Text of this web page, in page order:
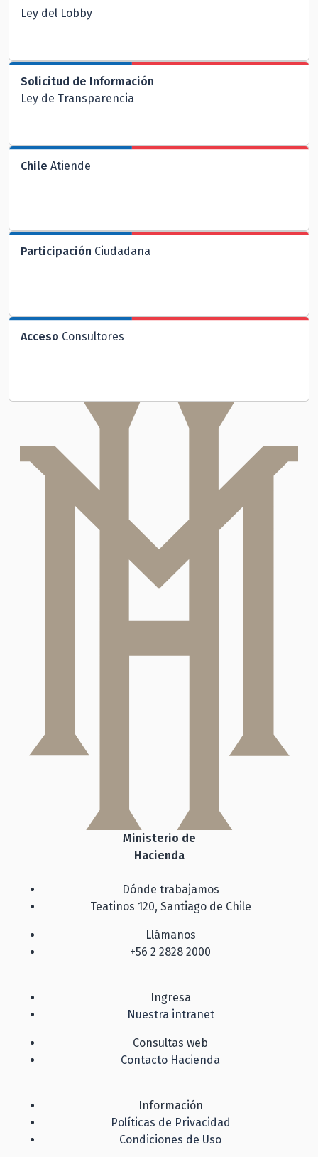
Ley del Lobby
Solicitud de Información
Ley de Transparencia
Chile Atiende
Participación Ciudadana
Acceso Consultores
Ministerio de
Hacienda
Dónde trabajamos
Teatinos 120, Santiago de Chile
Llámanos
+56 2 2828 2000
Ingresa
Nuestra intranet
Consultas web
Contacto Hacienda
Información
Políticas de Privacidad
Condiciones de Uso